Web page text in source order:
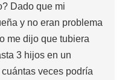
Dado que mi
y no eran problema
me dijo que tubiera
3 hijos en un
veces podría